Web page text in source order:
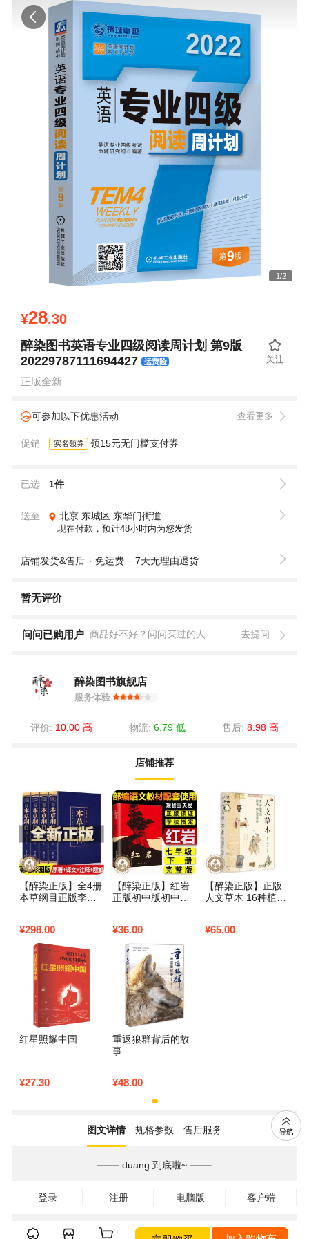
1/2
¥28.30
醉染图书英语专业四级阅读周计划 第9版
20229787111694427 运费险
正版全新
可参加以下优惠活动 查看更多
促销 实名领券 领15元无门槛支付券
已选 1件
送至 北京 东城区 东华门街道
现在付款，预计48小时内为您发货
店铺发货&售后 免运费 7天无理由退货
暂无评价
问问已购用户 商品好不好？问问买过的人 去提问
醉染图书旗舰店
服务体验
评价: 10.00 高 物流: 6.79 低 售后:8.98 高
店铺推荐
【醉染正版】全4册
本草纲目正版李时
国药学巨著古典百
科全书养生书籍中
医正版中草药大全
¥298.00
【醉染正版】红岩
正版初中版初中生
红岩书正版原版罗
广斌杨益言原著红
颜在烈火中红小著
¥36.00
【醉染正版】正版
人文草木 16种植物
如何改变世界格局
¥65.00
红星照耀中国
¥27.30
重返狼群背后的故
事
¥48.00
图文详情 规格参数 售后服务
duang 到底啦~
登录 注册 电脑版 客户端